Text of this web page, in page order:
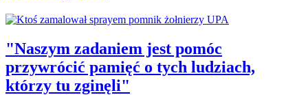
"Naszym zadaniem jest pomóc
przywrócić pamięć o tych ludziach,
którzy tu zginęli"